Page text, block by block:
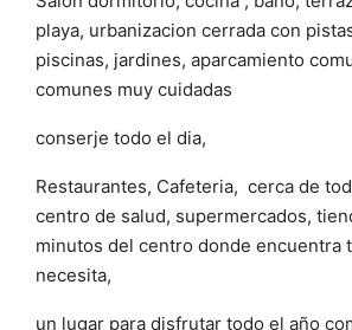
playa, urbanizacion cerrada con
piscinas, jardines, aparcamiento
comunes muy cuidadas
conserje todo el dia,
Restaurantes, Cafeteria, cerca de
centro de salud, supermercados,
minutos del centro donde encuentra
necesita,
un lugar para disfrutar todo el año